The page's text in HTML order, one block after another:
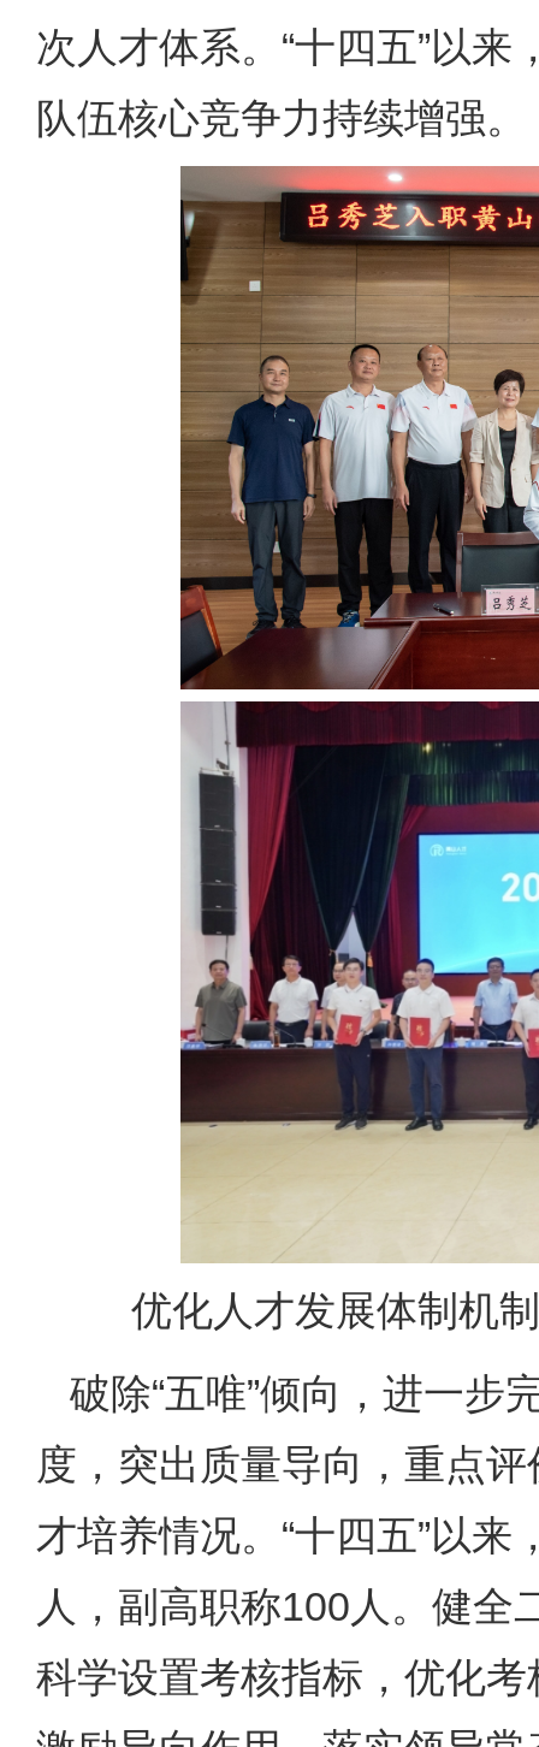
次人才体系。“十四五”以
队伍核心竞争力持续增强。
优化人才发展体制机
破除“五唯”倾向，进一步
度，突出质量导向，重点
才培养情况。“十四五”以
人，副高职称100人。健全
科学设置考核指标，优化